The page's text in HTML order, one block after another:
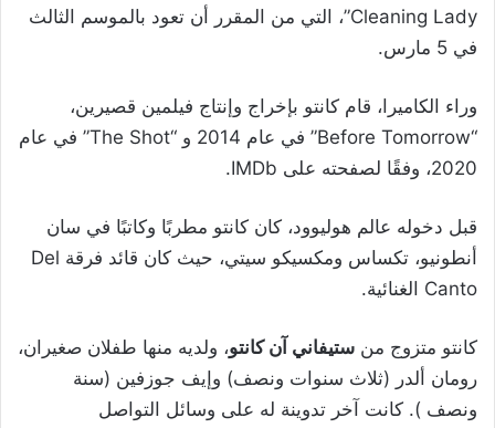
Cleaning Lady”، التي من المقرر أن تعود بالموسم الثالث
في 5 مارس.
وراء الكاميرا، قام كانتو بإخراج وإنتاج فيلمين قصيرين،
“Before Tomorrow” في عام 2014 و “The Shot” في عام
2020، وفقًا لصفحته على IMDb.
قبل دخوله عالم هوليوود، كان كانتو مطربًا وكاتبًا في سان
أنطونيو، تكساس ومكسيكو سيتي، حيث كان قائد فرقة Del
Canto الغنائية.
كانتو متزوج من ستيفاني آن كانتو، ولديه منها طفلان صغيران،
رومان ألدر (ثلاث سنوات ونصف) وإيف جوزفين (سنة
ونصف ). كانت آخر تدوينة له على وسائل التواصل